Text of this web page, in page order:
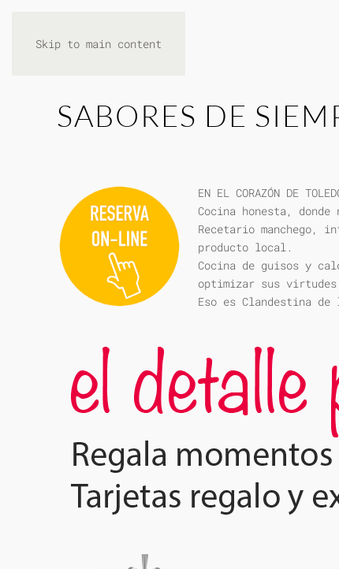
Skip to main content
SABORES DE
EN EL CORAZÓN DE
Cocina honesta,
Recetario manchego,
producto local.
Cocina de guisos y
optimizar sus
Eso es Clandestina